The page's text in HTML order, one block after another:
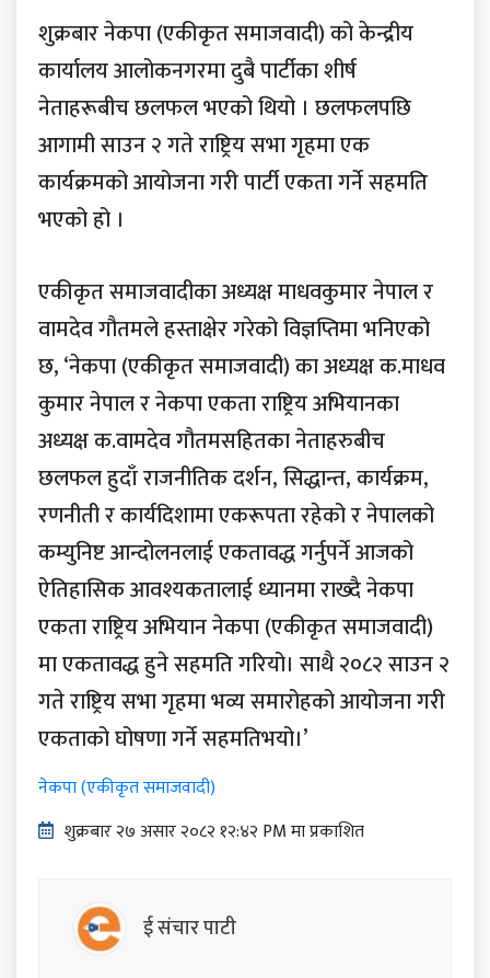
शुक्रबार नेकपा (एकीकृत समाजवादी) को केन्द्रीय
कार्यालय आलोकनगरमा दुबै पार्टीका शीर्ष
नेताहरूबीच छलफल भएको थियो । छलफलपछि
आगामी साउन २ गते राष्ट्रिय सभा गृहमा एक
कार्यक्रमको आयोजना गरी पार्टी एकता गर्ने सहमति
भएको हो ।
एकीकृत समाजवादीका अध्यक्ष माधवकुमार नेपाल र
वामदेव गौतमले हस्ताक्षेर गरेको विज्ञप्तिमा भनिएको
छ, ‘नेकपा (एकीकृत समाजवादी) का अध्यक्ष क.माधव
कुमार नेपाल र नेकपा एकता राष्ट्रिय अभियानका
अध्यक्ष क.वामदेव गौतमसहितका नेताहरुबीच
छलफल हुदाँ राजनीतिक दर्शन, सिद्धान्त, कार्यक्रम,
रणनीती र कार्यदिशामा एकरूपता रहेको र नेपालको
कम्युनिष्ट आन्दोलनलाई एकतावद्ध गर्नुपर्ने आजको
ऐतिहासिक आवश्यकतालाई ध्यानमा राख्दै नेकपा
एकता राष्ट्रिय अभियान नेकपा (एकीकृत समाजवादी)
मा एकतावद्ध हुने सहमति गरियो। साथै २०८२ साउन २
गते राष्ट्रिय सभा गृहमा भव्य समारोहको आयोजना गरी
एकताको घोषणा गर्ने सहमतिभयो।’
नेकपा (एकीकृत समाजवादी)
शुक्रबार​ २७ असार २०८२ १२:४२ PM मा प्रकाशित
ई संचार पाटी